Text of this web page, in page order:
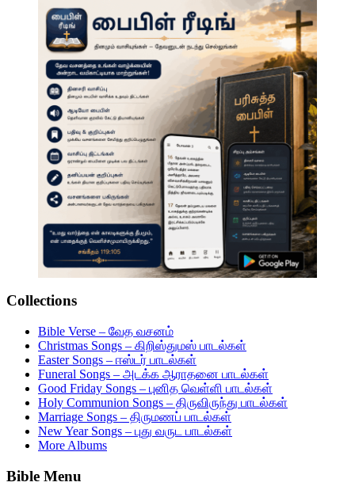
Collections
Bible Verse – வேத வசனம்
Christmas Songs – கிறிஸ்துமஸ் பாடல்கள்
Easter Songs – ஈஸ்டர் பாடல்கள்
Funeral Songs – அடக்க ஆராதனை பாடல்கள்
Good Friday Songs – புனித வெள்ளி பாடல்கள்
Holy Communion Songs – திருவிருந்து பாடல்கள்
Marriage Songs – திருமணப் பாடல்கள்
New Year Songs – புது வருட பாடல்கள்
More Albums
Bible Menu